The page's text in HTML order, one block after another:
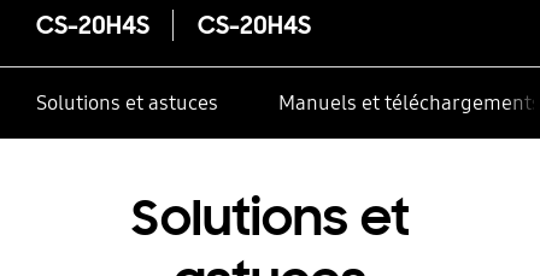
CS-20H4S CS-20H4S
Solutions et astuces Manuels et téléchargements
Solutions et